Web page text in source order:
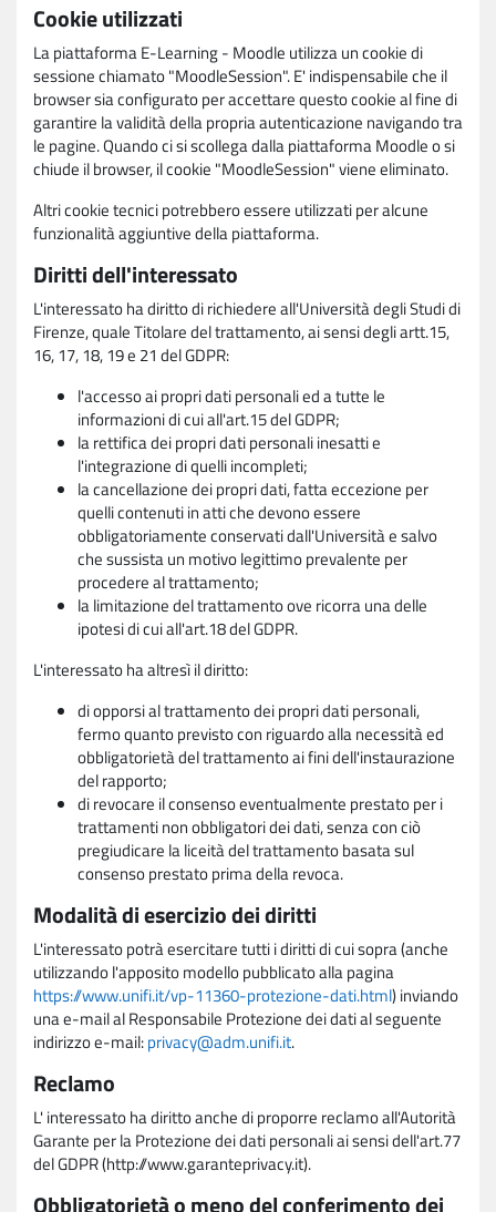
Cookie utilizzati
La piattaforma E-Learning - Moodle utilizza un cookie di
sessione chiamato "MoodleSession". E' indispensabile che il
browser sia configurato per accettare questo cookie al fine di
garantire la validità della propria autenticazione navigando tra
le pagine. Quando ci si scollega dalla piattaforma Moodle o si
chiude il browser, il cookie "MoodleSession" viene eliminato.
Altri cookie tecnici potrebbero essere utilizzati per alcune
funzionalità aggiuntive della piattaforma.
Diritti dell'interessato
L'interessato ha diritto di richiedere all'Università degli Studi di
Firenze, quale Titolare del trattamento, ai sensi degli artt.15,
16, 17, 18, 19 e 21 del GDPR:
l'accesso ai propri dati personali ed a tutte le
informazioni di cui all'art.15 del GDPR;
la rettifica dei propri dati personali inesatti e
l'integrazione di quelli incompleti;
la cancellazione dei propri dati, fatta eccezione per
quelli contenuti in atti che devono essere
obbligatoriamente conservati dall'Università e salvo
che sussista un motivo legittimo prevalente per
procedere al trattamento;
la limitazione del trattamento ove ricorra una delle
ipotesi di cui all'art.18 del GDPR.
L'interessato ha altresì il diritto:
di opporsi al trattamento dei propri dati personali,
fermo quanto previsto con riguardo alla necessità ed
obbligatorietà del trattamento ai fini dell'instaurazione
del rapporto;
di revocare il consenso eventualmente prestato per i
trattamenti non obbligatori dei dati, senza con ciò
pregiudicare la liceità del trattamento basata sul
consenso prestato prima della revoca.
Modalità di esercizio dei diritti
L'interessato potrà esercitare tutti i diritti di cui sopra (anche
utilizzando l'apposito modello pubblicato alla pagina
https://www.unifi.it/vp-11360-protezione-dati.html) inviando
una e-mail al Responsabile Protezione dei dati al seguente
indirizzo e-mail:privacy@adm.unifi.it.
Reclamo
L' interessato ha diritto anche di proporre reclamo all'Autorità
Garante per la Protezione dei dati personali ai sensi dell'art.77
del GDPR (http://www.garanteprivacy.it).
Obbligatorietà o meno del conferimento dei